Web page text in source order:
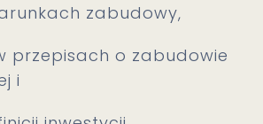
zabudowy,
przepisach o zabudowie
i